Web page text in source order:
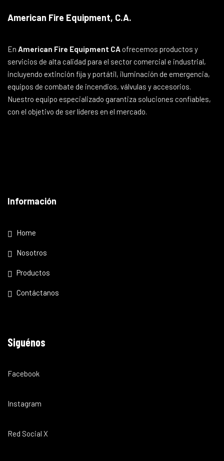
American Fire Equipment, C.A.
En American Fire Equipment CAofrecemos productos y
servicios de alta calidad para el sector comercial e industrial,
incluyendo extinción fija y portátil, iluminación de emergencia,
equipos de combate de incendios, válvulas y accesorios.
Nuestro equipo especializado garantiza soluciones confiables,
con el objetivo de ser líderes en el mercado.
Información
Home
Nosotros
Productos
Contáctanos
Siguénos
Facebook
Instagram
Red Social X